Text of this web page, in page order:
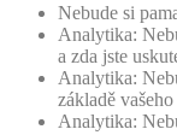
Nebude si
Analytika:
a zda jste
Analytika:
základě
Analytika: